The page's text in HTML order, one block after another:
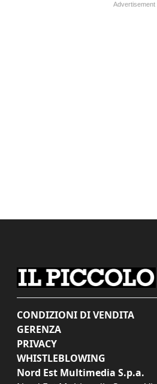
CONDIZIONI DI VENDITA
GERENZA
PRIVACY
WHISTLEBLOWING
Nord Est Multimedia S.p.a.